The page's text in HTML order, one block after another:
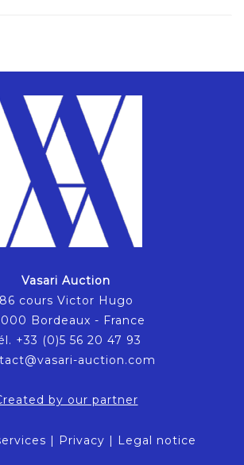
Vasari Auction
86 cours Victor Hugo
Bordeaux - France
+33 (0)5 56 20 47 93
auction.com
by our partner
| Privacy | Legal notice